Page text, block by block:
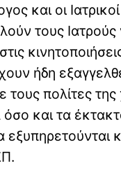
και οι
τους Ιατρούς
ήδη
πολίτες της
και τα
εξυπηρετούνται